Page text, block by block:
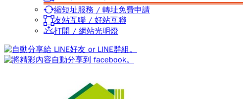
縮短址服務 / 轉址免費申請
友站互聯 / 好站互聯
打開 / 網站光明燈